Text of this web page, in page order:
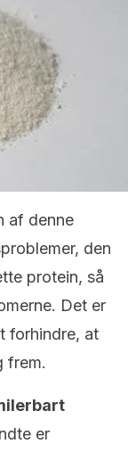
af denne
den
protein, så
Det er
forhindre, at
frem.
er